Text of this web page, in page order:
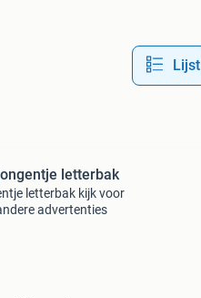
Lijst
letterbak
letterbak kijk voor
advertenties